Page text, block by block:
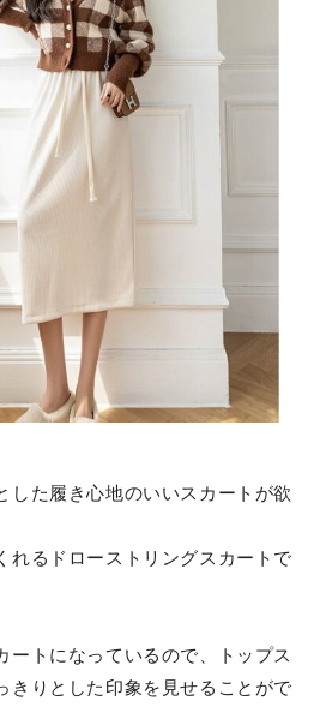
した履き心地のいいスカートが欲
れるドローストリングスカートで
ートになっているので、トップス
きりとした印象を見せることがで